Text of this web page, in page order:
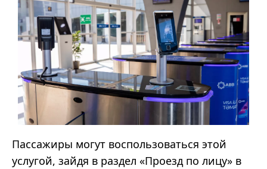
Пассажиры могут воспользоваться этой
услугой, зайдя в раздел «Проезд по лицу» в